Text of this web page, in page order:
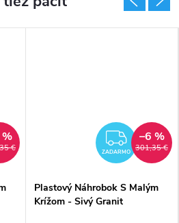
€ ZADARMO 301,35 €
–6 %
Plastový Náhrobok S Malým
Krížom - Sivý Granit